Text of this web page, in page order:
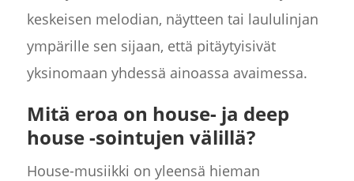
keskeisen melodian, näytteen tai laululinjan
ympärille sen sijaan, että pitäytyisivät
yksinomaan yhdessä ainoassa avaimessa.
Mitä eroa on house- ja deep
house -sointujen välillä?
House-musiikki on yleensä hieman